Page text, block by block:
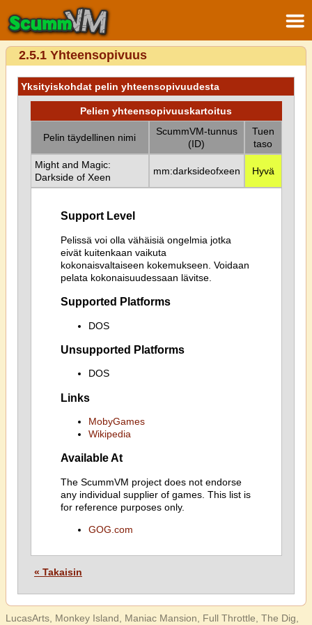
2.5.1 Yhteensopivuus
Yksityiskohdat pelin yhteensopivuudesta
Pelien yhteensopivuuskartoitus
Pelin täydellinen nimi
ScummVM-tunnus
(ID)
Tuen
taso
Might and Magic:
Darkside of Xeen
mm:darksideofxeen Hyvä
Support Level
Pelissä voi olla vähäisiä ongelmia jotka
eivät kuitenkaan vaikuta
kokonaisvaltaiseen kokemukseen. Voidaan
pelata kokonaisuudessaan lävitse.
Supported Platforms
DOS
Unsupported Platforms
DOS
Links
MobyGames
Wikipedia
Available At
The ScummVM project does not endorse
any individual supplier of games. This list is
for reference purposes only.
GOG.com
« Takaisin
LucasArts, Monkey Island, Maniac Mansion, Full Throttle, The Dig,